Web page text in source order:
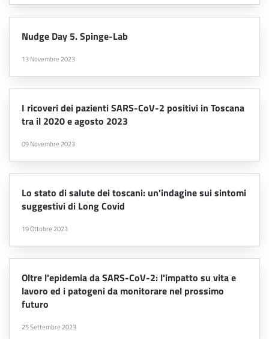
Nudge Day 5. Spinge-Lab
13 Novembre 2023
I ricoveri dei pazienti SARS-CoV-2 positivi in Toscana
tra il 2020 e agosto 2023
09 Novembre 2023
Lo stato di salute dei toscani: un'indagine sui sintomi
suggestivi di Long Covid
19 Ottobre 2023
Oltre l'epidemia da SARS-CoV-2: l'impatto su vita e
lavoro ed i patogeni da monitorare nel prossimo
futuro
25 Settembre 2023